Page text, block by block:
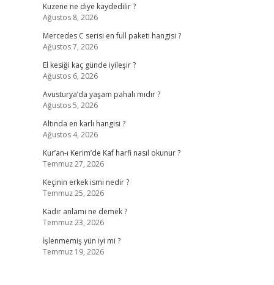
Kuzene ne diye kaydedilir ?
Ağustos 8, 2026
Mercedes C serisi en full paketi hangisi ?
Ağustos 7, 2026
El kesiği kaç günde iyileşir ?
Ağustos 6, 2026
Avusturya’da yaşam pahalı mıdır ?
Ağustos 5, 2026
Altında en karlı hangisi ?
Ağustos 4, 2026
Kur’an-ı Kerim’de Kaf harfi nasıl okunur ?
Temmuz 27, 2026
Keçinin erkek ismi nedir ?
Temmuz 25, 2026
Kadir anlamı ne demek ?
Temmuz 23, 2026
İşlenmemiş yün iyi mi ?
Temmuz 19, 2026